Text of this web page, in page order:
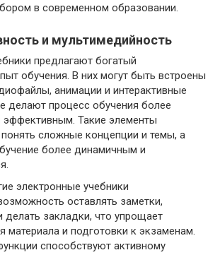
в современном образовании.
и мультимедийность
предлагают богатый
обучения. В них могут быть встроены
анимации и интерактивные
делают процесс обучения более
эффективным. Такие элементы
сложные концепции и темы, а
более динамичным и
электронные учебники
оставлять заметки,
делать закладки, что упрощает
материала и подготовки к экзаменам.
способствуют активному